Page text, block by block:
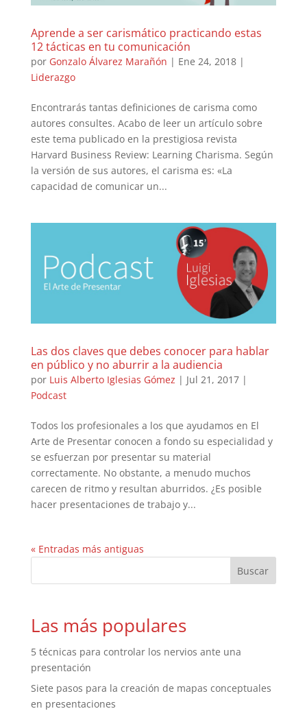
Aprende a ser carismático practicando estas
12 tácticas en tu comunicación
por Gonzalo Álvarez Marañón | Ene 24, 2018|
Liderazgo
Encontrarás tantas definiciones de carisma como
autores consultes. Acabo de leer un artículo sobre
este tema publicado en la prestigiosa revista
Harvard Business Review: Learning Charisma. Según
la versión de sus autores, el carisma es: «La
capacidad de comunicar un...
Las dos claves que debes conocer para hablar
en público y no aburrir a la audiencia
por Luis Alberto Iglesias Gómez | Jul 21, 2017|
Podcast
Todos los profesionales a los que ayudamos en El
Arte de Presentar conocen a fondo su especialidad y
se esfuerzan por presentar su material
correctamente. No obstante, a menudo muchos
carecen de ritmo y resultan aburridos. ¿Es posible
hacer presentaciones de trabajo y...
« Entradas más antiguas
Las más populares
5 técnicas para controlar los nervios ante una
presentación
Siete pasos para la creación de mapas conceptuales
en presentaciones